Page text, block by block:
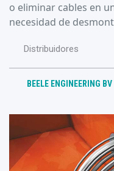
o eliminar cables en
necesidad de
Distribuidores
BEELE ENGINEERING BV